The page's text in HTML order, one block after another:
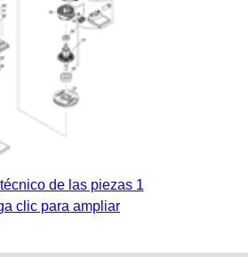
de las piezas 1
clic para ampliar